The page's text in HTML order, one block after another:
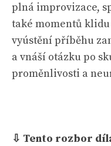
plná improvizace,
také momentů
vyústění příběhu
a vnáší otázku po
proměnlivosti a
⇩ Tento rozbor